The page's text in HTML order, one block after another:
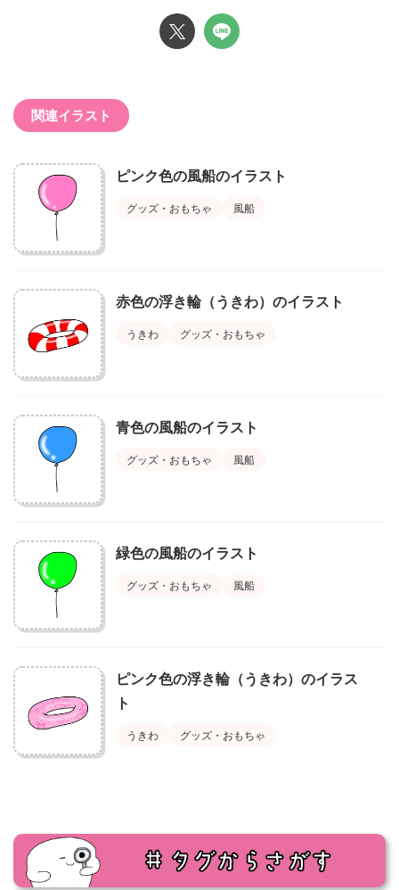
関連イラスト
ピンク色の風船のイラスト
グッズ・おもちゃ 風船
赤色の浮き輪（うきわ）のイラスト
うきわ グッズ・おもちゃ
青色の風船のイラスト
グッズ・おもちゃ 風船
緑色の風船のイラスト
グッズ・おもちゃ 風船
ピンク色の浮き輪（うきわ）のイラス
ト
うきわ グッズ・おもちゃ